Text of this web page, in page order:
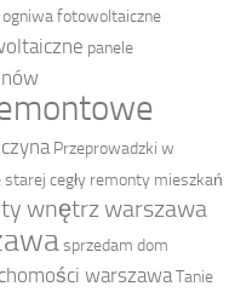
ogniwa fotowoltaiczne
panele
Przeprowadzki w
starej cegły remonty mieszkań
wnętrz warszawa
sprzedam dom
warszawaTanie